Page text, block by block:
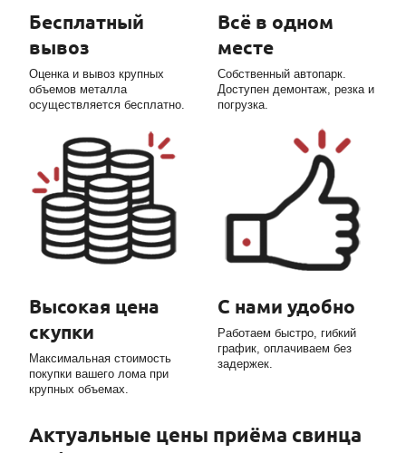
Бесплатный
вывоз
Оценка и вывоз крупных
объемов металла
осуществляется бесплатно.
Всё в одном
месте
Собственный автопарк.
Доступен демонтаж, резка и
погрузка.
Высокая цена
скупки
Максимальная стоимость
покупки вашего лома при
крупных объемах.
С нами удобно
Работаем быстро, гибкий
график, оплачиваем без
задержек.
Актуальные цены приёма свинца